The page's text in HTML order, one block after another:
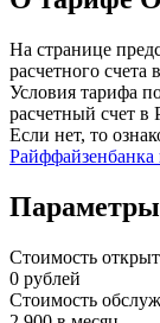
На странице
расчетного
Условия тарифа
расчетный счет
Если нет, то
Стоимость
0 рублей
Стоимость